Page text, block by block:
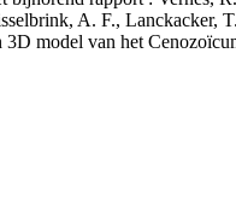
A. F., Lanckacker,
model van het